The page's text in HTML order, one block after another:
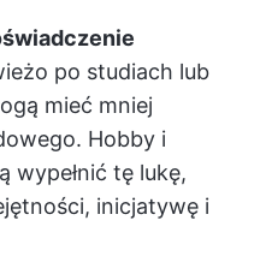
po studiach lub
mieć mniej
Hobby i
wypełnić tę lukę,
inicjatywę i